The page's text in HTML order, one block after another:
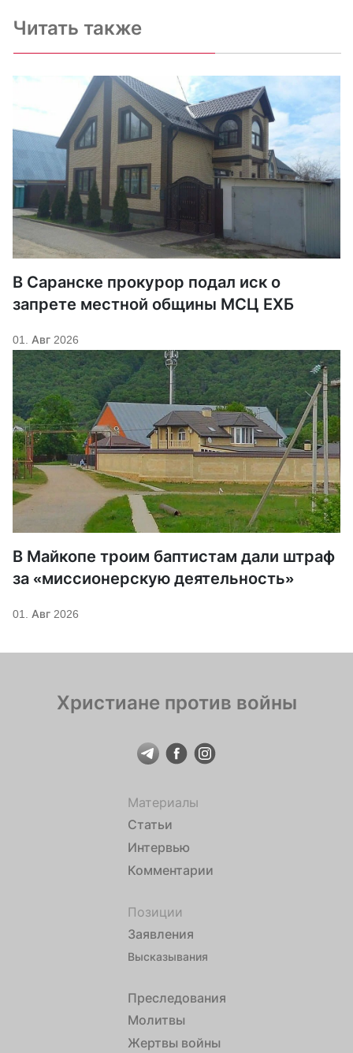
Читать также
В Саранске прокурор подал иск о
запрете местной общины МСЦ ЕХБ
01. Авг 2026
В Майкопе троим баптистам дали штраф
за «миссионерскую деятельность»
01. Авг 2026
Христиане против войны
Материалы
Статьи
Интервью
Комментарии
Позиции
Заявления
Высказывания
Преследования
Молитвы
Жертвы войны